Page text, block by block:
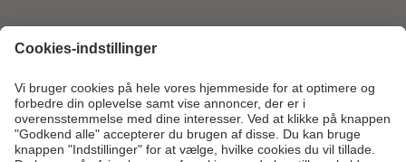
Kundeservice
Om os
Fotoprodukter